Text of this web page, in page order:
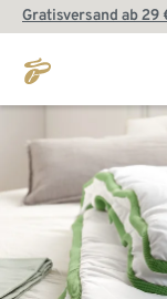
Gratisversand ab 29